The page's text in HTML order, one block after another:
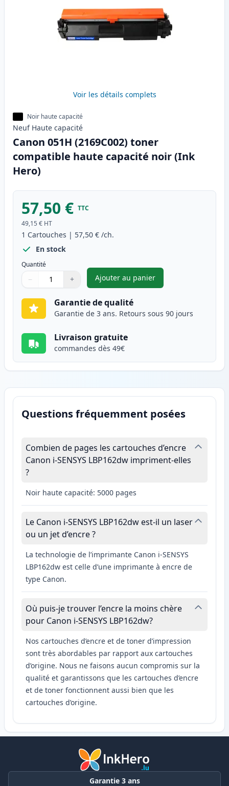
Voir les détails complets
Noir haute capacité
Neuf Haute capacité
Canon 051H (2169C002) toner
compatible haute capacité noir (Ink
Hero)
57,50 € TTC
49,15 € HT
1 Cartouches | 57,50 € /ch.
En stock
Quantité
Quantité
Utilisez les boutons pour ajuster
− +
Quantité
Ajouter au panier
,Canon 051H (2169C002)
Garantie de qualité
Garantie de 3 ans. Retours sous 90 jours
Livraison gratuite
commandes dès 49€
Questions fréquemment posées
Combien de pages les cartouches d’encre
Canon i-SENSYS LBP162dw impriment-elles
?
Noir haute capacité: 5000 pages
Le Canon i-SENSYS LBP162dw est-il un laser
ou un jet d’encre ?
La technologie de l’imprimante Canon i-SENSYS
LBP162dw est celle d’une imprimante à encre de
type Canon.
Où puis-je trouver l’encre la moins chère
pour Canon i-SENSYS LBP162dw?
Nos cartouches d’encre et de toner d’impression
sont très abordables par rapport aux cartouches
d’origine. Nous ne faisons aucun compromis sur la
qualité et garantissons que les cartouches d’encre
et de toner fonctionnent aussi bien que les
cartouches d’origine.
Garantie 3 ans